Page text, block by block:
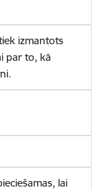
izmantots
par to, kā
lai